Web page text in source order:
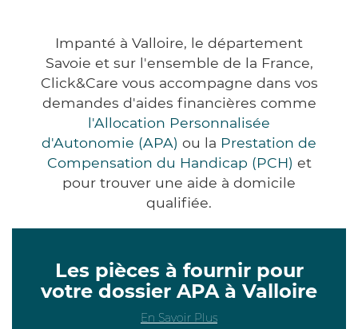
Impanté à Valloire, le département
Savoie et sur l'ensemble de la France,
Click&Care vous accompagne dans vos
demandes d'aides financières comme
l'Allocation Personnalisée
d'Autonomie (APA) ou la Prestation de
Compensation du Handicap (PCH) et
pour trouver une aide à domicile
qualifiée.
Les pièces à fournir pour
votre dossier APA à Valloire
En Savoir Plus